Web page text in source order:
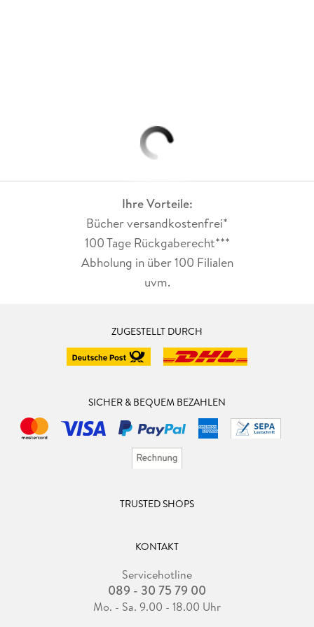
Ihre Vorteile:
Bücher versandkostenfrei*
100 Tage Rückgaberecht***
Abholung in über 100 Filialen
uvm.
ZUGESTELLT DURCH
SICHER & BEQUEM BEZAHLEN
TRUSTED SHOPS
KONTAKT
Servicehotline
089 - 30 75 79 00
Mo. - Sa. 9.00 - 18.00 Uhr